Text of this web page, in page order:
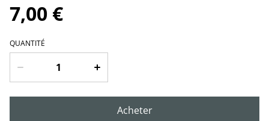
7,00 €
QUANTITÉ
Acheter